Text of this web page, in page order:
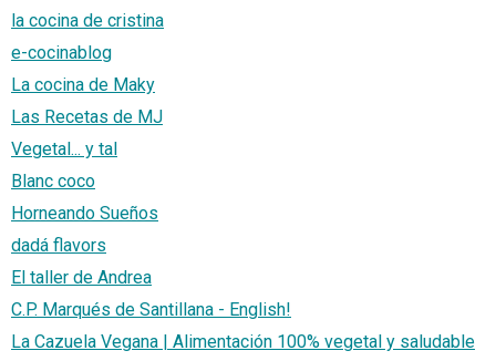
la cocina de cristina
e-cocinablog
La cocina de Maky
Las Recetas de MJ
Vegetal... y tal
Blanc coco
Horneando Sueños
dadá flavors
El taller de Andrea
C.P. Marqués de Santillana - English!
La Cazuela Vegana | Alimentación 100% vegetal y saludable